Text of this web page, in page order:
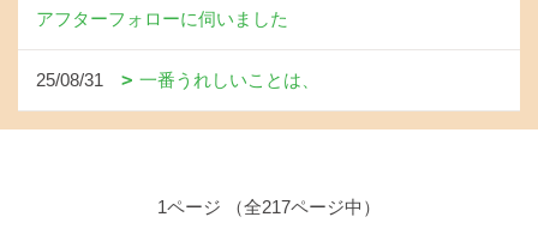
アフターフォローに伺いました
25/08/31 一番うれしいことは、
1ページ （全217ページ中）